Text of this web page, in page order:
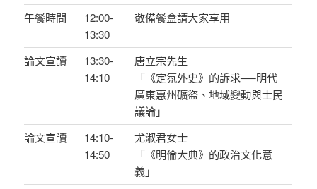
午餐時間
12:00-
13:30
敬備餐盒請大家享用
論文宣讀
13:30-
14:10
唐立宗先生
「《定氛外史》的訴求──明代
廣東惠州礦盜、地域變動與士民
議論」
論文宣讀
14:10-
14:50
尤淑君女士
「《明倫大典》的政治文化意
義」